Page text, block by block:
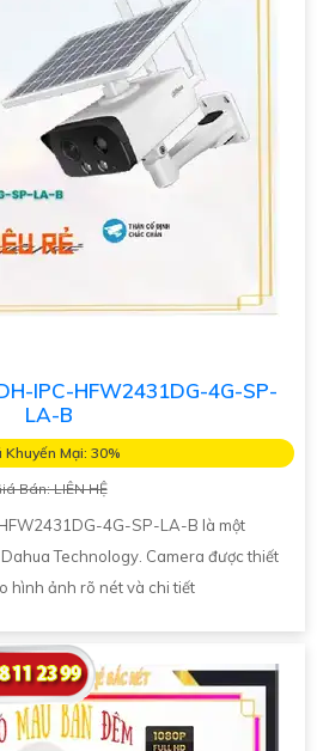
IPC-HFW2431DG-4G-SP-
LA-B
Khuyến Mại: 30%
Bán: LIÊN HỆ
4G-SP-LA-B là một
Technology. Camera được thiết
hình ảnh rõ nét và chi tiết